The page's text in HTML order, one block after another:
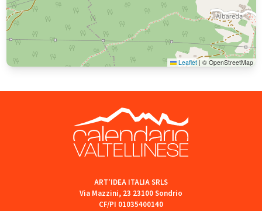
Leaflet | © OpenStreetMap
ART'IDEA ITALIA SRLS
Via Mazzini, 23 23100 Sondrio
CF/PI 01035400140